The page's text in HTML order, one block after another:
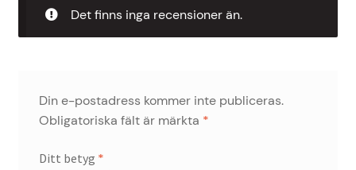
Det finns inga recensioner än.
Din e-postadress kommer inte publiceras.
Obligatoriska fält är märkta *
Ditt betyg *